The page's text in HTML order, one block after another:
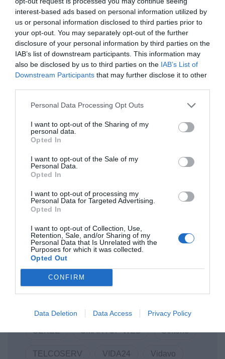
interest-based ads based on personal information utilized by
us or personal information disclosed to third parties prior to
your opt-out. You may separately opt-out of the further
disclosure of your personal information by third parties on the
IAB’s list of downstream participants. This information may
also be disclosed by us to third parties on the IAB’s List of
Downstream Participants that may further disclose it to other
Personal Data Processing Opt Outs
I want to opt-out of the Sharing of my
personal data.
Opted In
I want to opt-out of the Sale of my
Personal Data.
Opted In
I want to opt-out of processing my
Personal Data for Targeted Advertising.
Opted In
I want to opt-out of Collection, Use,
Retention, Sale, and/or Sharing of my
Personal Data that Is Unrelated with the
Purposes for which it was collected.
Opted Out
CONFIRM
Data Deletion Data Access Privacy Policy
Popular Tags
4yfn 5G ADAPTIT
Argo ATC
Athens Technology Center (ATC)
Code.Hub COVID19
Data Consulting DOTSOFT
ENTERPRISE GREECE
LANCOM Linked Business
Macromallis
Mwc22 NewCollaboration
RDC Informatics
SEKEE SMARTUP WEB Softone
TELCOSERV VIDA24 Vidavo